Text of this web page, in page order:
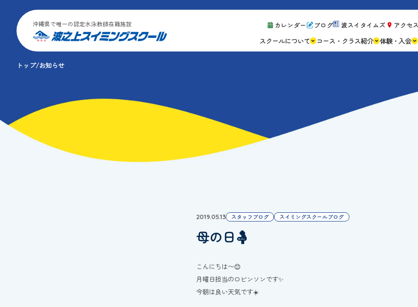
沖縄県で唯一の認定水泳教師在籍施設 カレンダー ブログ 波スイタイムズ アクセス
スクールについて
コース・クラス紹介 体験・入会
キャン
よくある
トップ お知らせ
2019.05.13 スタッフブログ スイミングスクールブログ
母の日🤱
こんにちは〜😊
月曜日担当のロビンソンです✨
今朝は良い天気です☀️